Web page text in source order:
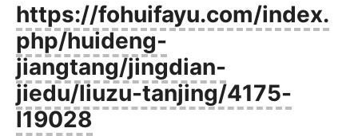
https://fohuifayu.com/index.
php/huideng-
jiangtang/jingdian-
jiedu/liuzu-tanjing/4175-
l19028